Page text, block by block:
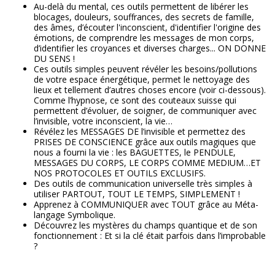
Au-delà du mental, ces outils permettent de libérer les
blocages, douleurs, souffrances, des secrets de famille,
des âmes, d’écouter l'inconscient, d'identifier l'origine des
émotions, de comprendre les messages de mon corps,
d’identifier les croyances et diverses charges... ON DONNE
DU SENS !
Ces outils simples peuvent révéler les besoins/pollutions
de votre espace énergétique, permet le nettoyage des
lieux et tellement d’autres choses encore (voir ci-dessous).
Comme l’hypnose, ce sont des couteaux suisse qui
permettent d’évoluer, de soigner, de communiquer avec
l’invisible, votre inconscient, la vie…
Révélez les MESSAGES DE l’invisible et permettez des
PRISES DE CONSCIENCE grâce aux outils magiques que
nous a fourni la vie : les BAGUETTES, le PENDULE,
MESSAGES DU CORPS, LE CORPS COMME MEDIUM…ET
NOS PROTOCOLES ET OUTILS EXCLUSIFS.
Des outils de communication universelle très simples à
utiliser PARTOUT, TOUT LE TEMPS, SIMPLEMENT !
Apprenez à COMMUNIQUER avec TOUT grâce au Méta-
langage Symbolique.
Découvrez les mystères du champs quantique et de son
fonctionnement : Et si la clé était parfois dans l’improbable
?